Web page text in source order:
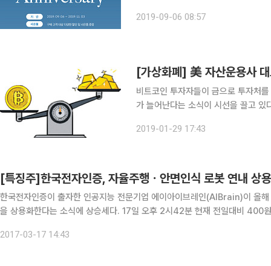
스처피딕을 개발했으며 이너스프링
2019-09-06 08:57
[가상화폐] 美 자산운용사
비트코인 투자자들이 금으로 투자처
가 늘어난다는 소식이 시선을 끌고 있다. △비트코인에서 금으로 비트코인 투자자들이 금으
Van Eck) 미국 자산운용사 반에크
2019-01-29 17:43
[특징주]한국전자인증, 자율주행ㆍ안면인식 로봇 연내 상
한국전자인증이 출자한 인공지능 전문기업 에이아이브레인(AIBrain)이 올
을 상용화한다는 소식에 상승세다. 17일 오후 2시42분 현재 전일대비 400원(5.80%) 오른 7300원에 거래되고 있다. 이날 에이아이브
2017-03-17 14:43